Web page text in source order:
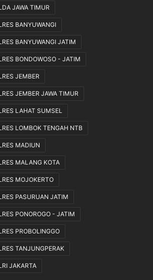
JAWA TIMUR
BANYUWANGI
BANYUWANGI JATIM
BONDOWOSO - JATIM
JEMBER
JEMBER JAWA TIMUR
LAHAT SUMSEL
LOMBOK TENGAH NTB
MADIUN
MALANG KOTA
MOJOKERTO
PASURUAN JATIM
PONOROGO - JATIM
PROBOLINGGO
TANJUNGPERAK
JAKARTA